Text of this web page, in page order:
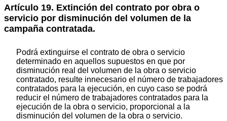
Artículo 19. Extinción del contrato por obra o
servicio por disminución del volumen de la
campaña contratada.
Podrá extinguirse el contrato de obra o servicio
determinado en aquellos supuestos en que por
disminución real del volumen de la obra o servicio
contratado, resulte innecesario el número de trabajadores
contratados para la ejecución, en cuyo caso se podrá
reducir el número de trabajadores contratados para la
ejecución de la obra o servicio, proporcional a la
disminución del volumen de la obra o servicio.